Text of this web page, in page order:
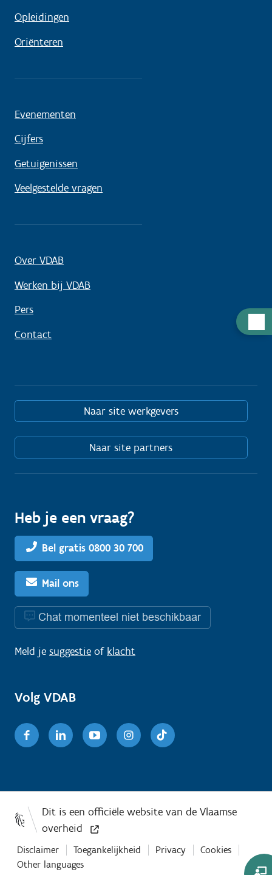
Opleidingen
Oriënteren
Evenementen
Cijfers
Getuigenissen
Veelgestelde vragen
Over VDAB
Werken bij VDAB
Pers
Contact
Naar site werkgevers
Naar site partners
Heb je een vraag?
Bel gratis 0800 30 700
Mail ons
Chat momenteel niet beschikbaar
Meld je suggestie of klacht
Volg VDAB
FacebookLinkedinYoutubeInstagram
Disclaimer Toegankelijkheid Privacy
Cookies
Other languages